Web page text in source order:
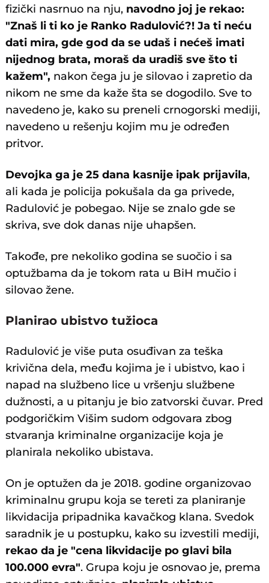
fizički nasrnuo na nju, navodno joj je rekao:
"Znaš li ti ko je Ranko Radulović?! Ja ti neću
dati mira, gde god da se udaš i nećeš imati
nijednog brata, moraš da uradiš sve što ti
kažem", nakon čega ju je silovao i zapretio da
nikom ne sme da kaže šta se dogodilo. Sve to
navedeno je, kako su preneli crnogorski mediji,
navedeno u rešenju kojim mu je određen
pritvor.
Devojka ga je 25 dana kasnije ipak prijavila,
ali kada je policija pokušala da ga privede,
Radulović je pobegao. Nije se znalo gde se
skriva, sve dok danas nije uhapšen.
Takođe, pre nekoliko godina se suočio i sa
optužbama da je tokom rata u BiH mučio i
silovao žene.
Planirao ubistvo tužioca
Radulović je više puta osuđivan za teška
krivična dela, među kojima je i ubistvo, kao i
napad na službeno lice u vršenju službene
dužnosti, a u pitanju je bio zatvorski čuvar. Pred
podgoričkim Višim sudom odgovara zbog
stvaranja kriminalne organizacije koja je
planirala nekoliko ubistava.
On je optužen da je 2018. godine organizovao
kriminalnu grupu koja se tereti za planiranje
likvidacija pripadnika kavačkog klana. Svedok
saradnik je u postupku, kako su izvestili mediji,
rekao da je "cena likvidacije po glavi bila
100.000 evra". Grupa koju je osnovao je, prema